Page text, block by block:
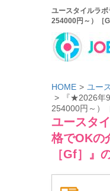
ユースタイルラ
254000円～）［
HOME ユー
『★2026年
254000円～）
ユースタ
格でOKの
［Gf］』